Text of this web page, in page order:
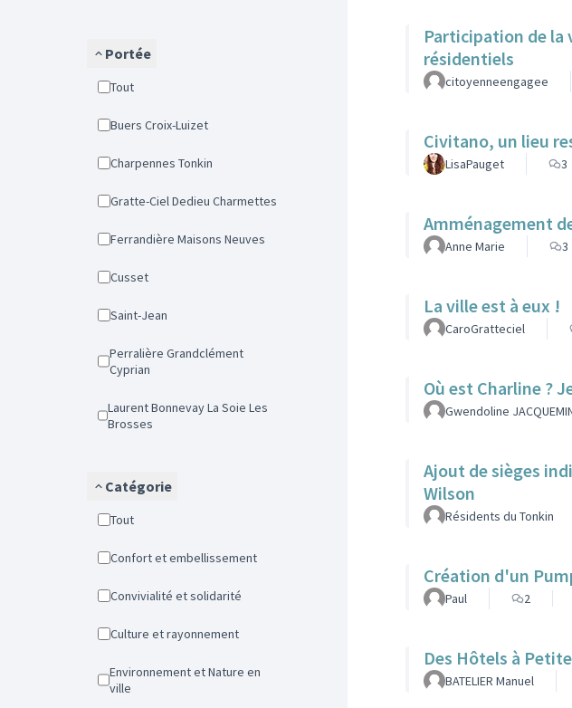
Portée
Tout
Buers Croix-Luizet
Charpennes Tonkin
Gratte-Ciel Dedieu Charmettes
Ferrandière Maisons Neuves
Cusset
Saint-Jean
Perralière Grandclément
Cyprian
Laurent Bonnevay La Soie Les
Brosses
Catégorie
Tout
Confort et embellissement
Convivialité et solidarité
Culture et rayonnement
Environnement et Nature en
ville
Participation de
résidentiels
citoyenneengagee
Civitano, un lieu
LisaPauget 3
Amménagement
Anne Marie 3
La ville est à eux !
CaroGratteciel
Où est Charline ?
Gwendoline
Ajout de sièges
Wilson
Résidents du Tonkin
Création d'un
Paul 2
Des Hôtels à
BATELIER Manuel